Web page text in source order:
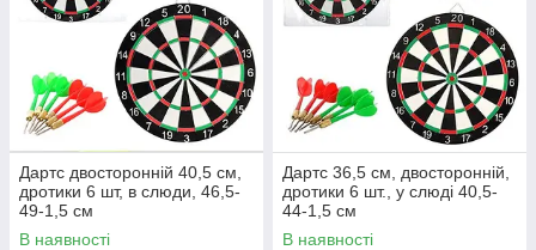
Дартс двосторонній 40,5 см,
дротики 6 шт, в слюди, 46,5-
49-1,5 см
В наявності
Дартс 36,5 см, двосторонній,
дротики 6 шт., у слюді 40,5-
44-1,5 см
В наявності